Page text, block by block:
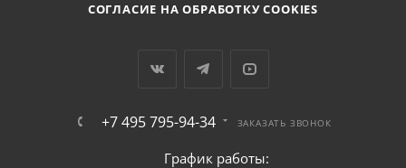
СОГЛАСИЕ НА ОБРАБОТКУ COOKIES
+7 495 795-94-34 ЗАКАЗАТЬ ЗВОНОК
График работы: